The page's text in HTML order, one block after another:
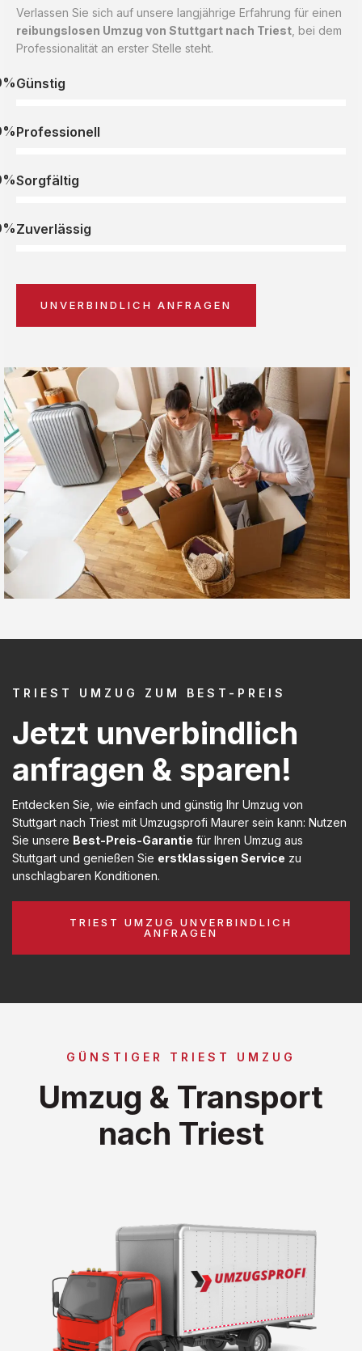
Verlassen Sie sich auf unsere langjährige Erfahrung für einen
reibungslosen Umzug von Stuttgart nach Triest , bei dem
Professionalität an erster Stelle steht.
Günstig
Professionell
Sorgfältig
Zuverlässig
UNVERBINDLICH ANFRAGEN
TRIEST UMZUG ZUM BEST-PREIS
Jetzt unverbindlich
anfragen & sparen!
Entdecken Sie, wie einfach und günstig Ihr Umzug von
Stuttgart nach Triest mit Umzugsprofi Maurer sein kann: Nutzen
Sie unsere Best-Preis-Garantie für Ihren Umzug aus
Stuttgart und genießen Sie erstklassigen Service zu
unschlagbaren Konditionen.
TRIEST UMZUG UNVERBINDLICH
ANFRAGEN
GÜNSTIGER TRIEST UMZUG
Umzug & Transport
nach Triest